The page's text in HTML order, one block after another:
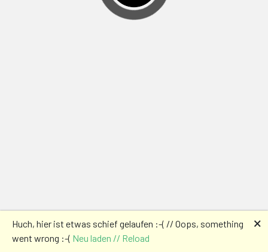
Huch, hier ist etwas schief gelaufen :-( // Oops, something
went wrong :-( Neu laden // Reload
🗙